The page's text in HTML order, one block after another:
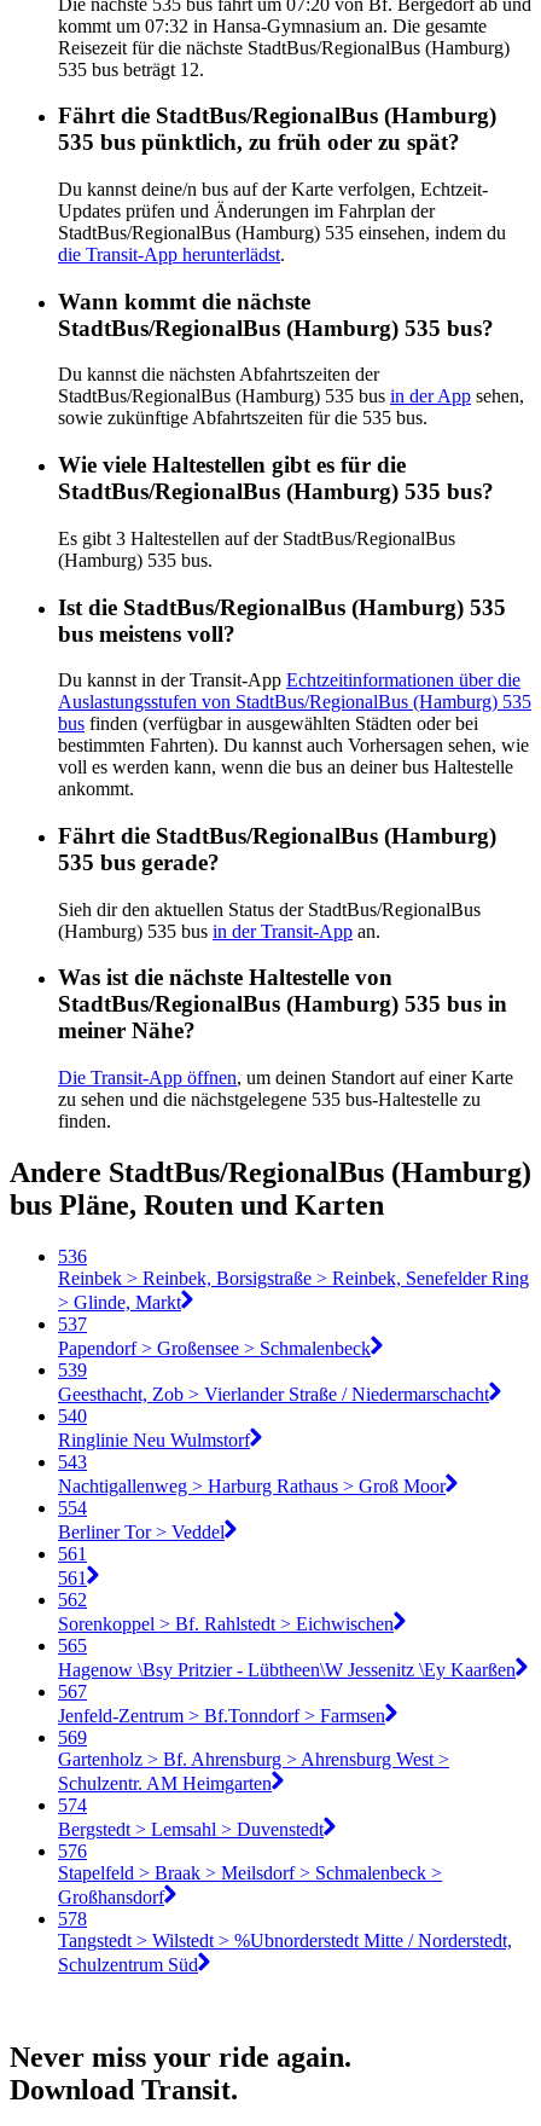
kommt um 07:32 in Hansa-Gymnasium an. Die gesamte
Reisezeit für die nächste StadtBus/RegionalBus (Hamburg)
535 bus beträgt 12.
Fährt die StadtBus/RegionalBus (Hamburg)
535 bus pünktlich, zu früh oder zu spät?
Du kannst deine/n bus auf der Karte verfolgen, Echtzeit-
Updates prüfen und Änderungen im Fahrplan der
StadtBus/RegionalBus (Hamburg) 535 einsehen, indem du
die Transit-App herunterlädst.
Wann kommt die nächste
StadtBus/RegionalBus (Hamburg) 535 bus?
Du kannst die nächsten Abfahrtszeiten der
StadtBus/RegionalBus (Hamburg) 535 bus in der App sehen,
sowie zukünftige Abfahrtszeiten für die 535 bus.
Wie viele Haltestellen gibt es für die
StadtBus/RegionalBus (Hamburg) 535 bus?
Es gibt 3 Haltestellen auf der StadtBus/RegionalBus
(Hamburg) 535 bus.
Ist die StadtBus/RegionalBus (Hamburg) 535
bus meistens voll?
Du kannst in der Transit-App Echtzeitinformationen über die
Auslastungsstufen von StadtBus/RegionalBus (Hamburg) 535
bus finden (verfügbar in ausgewählten Städten oder bei
bestimmten Fahrten). Du kannst auch Vorhersagen sehen, wie
voll es werden kann, wenn die bus an deiner bus Haltestelle
ankommt.
Fährt die StadtBus/RegionalBus (Hamburg)
535 bus gerade?
Sieh dir den aktuellen Status der StadtBus/RegionalBus
(Hamburg) 535 bus in der Transit-App an.
Was ist die nächste Haltestelle von
StadtBus/RegionalBus (Hamburg) 535 bus in
meiner Nähe?
Die Transit-App öffnen, um deinen Standort auf einer Karte
zu sehen und die nächstgelegene 535 bus-Haltestelle zu
finden.
Andere StadtBus/RegionalBus (Hamburg)
bus Pläne, Routen und Karten
536
Reinbek > Reinbek, Borsigstraße > Reinbek, Senefelder Ring
> Glinde, Markt
537
Papendorf > Großensee > Schmalenbeck
539
Geesthacht, Zob > Vierlander Straße / Niedermarschacht
540
Ringlinie Neu Wulmstorf
543
Nachtigallenweg > Harburg Rathaus > Groß Moor
554
Berliner Tor > Veddel
561
561
562
Sorenkoppel > Bf. Rahlstedt > Eichwischen
565
Hagenow \Bsy Pritzier - Lübtheen\W Jessenitz \Ey Kaarßen
567
Jenfeld-Zentrum > Bf.Tonndorf > Farmsen
569
Gartenholz > Bf. Ahrensburg > Ahrensburg West >
Schulzentr. AM Heimgarten
574
Bergstedt > Lemsahl > Duvenstedt
576
Stapelfeld > Braak > Meilsdorf > Schmalenbeck >
Großhansdorf
578
Tangstedt > Wilstedt > %Ubnorderstedt Mitte / Norderstedt,
Schulzentrum Süd
Never miss your ride again.
Download Transit.